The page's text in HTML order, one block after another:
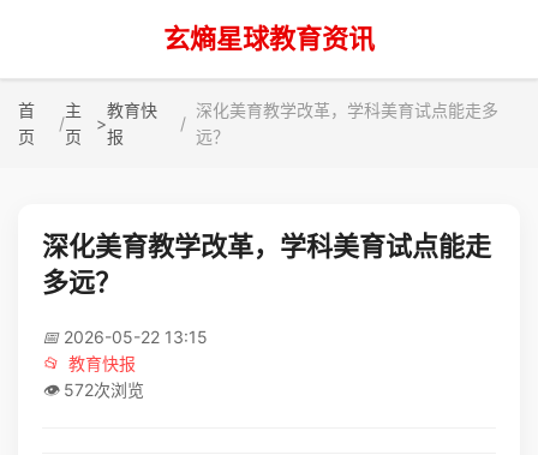
玄熵星球教育资讯
首
页
主
页
>
教育快
报
深化美育教学改革，学科美育试点能走多
远？
深化美育教学改革，学科美育试点能走
多远？
📅 2026-05-22 13:15
📂 教育快报
👁️ 572次浏览